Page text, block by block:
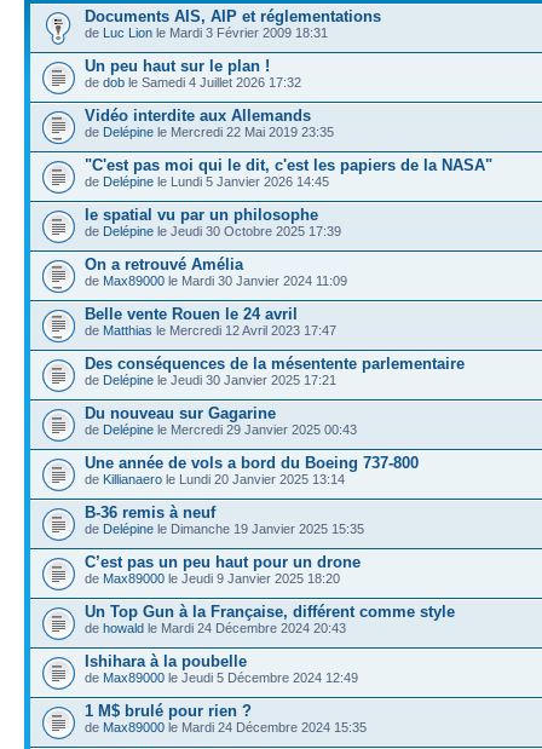
Documents AIS, AIP et réglementations
de Luc Lion le Mardi 3 Février 2009 18:31
Un peu haut sur le plan !
de dob le Samedi 4 Juillet 2026 17:32
Vidéo interdite aux Allemands
de Delépine le Mercredi 22 Mai 2019 23:35
"C'est pas moi qui le dit, c'est les papiers de la NASA"
de Delépine le Lundi 5 Janvier 2026 14:45
le spatial vu par un philosophe
de Delépine le Jeudi 30 Octobre 2025 17:39
On a retrouvé Amélia
de Max89000 le Mardi 30 Janvier 2024 11:09
Belle vente Rouen le 24 avril
de Matthias le Mercredi 12 Avril 2023 17:47
Des conséquences de la mésentente parlementaire
de Delépine le Jeudi 30 Janvier 2025 17:21
Du nouveau sur Gagarine
de Delépine le Mercredi 29 Janvier 2025 00:43
Une année de vols a bord du Boeing 737-800
de Killianaero le Lundi 20 Janvier 2025 13:14
B-36 remis à neuf
de Delépine le Dimanche 19 Janvier 2025 15:35
C’est pas un peu haut pour un drone
de Max89000 le Jeudi 9 Janvier 2025 18:20
Un Top Gun à la Française, différent comme style
de howald le Mardi 24 Décembre 2024 20:43
Ishihara à la poubelle
de Max89000 le Jeudi 5 Décembre 2024 12:49
1 M$ brulé pour rien ?
de Max89000 le Mardi 24 Décembre 2024 15:35